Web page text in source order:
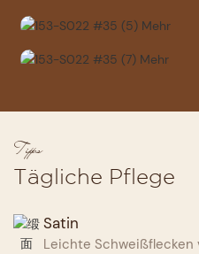
Tipps
Tägliche Pflege
Satin
Leichte